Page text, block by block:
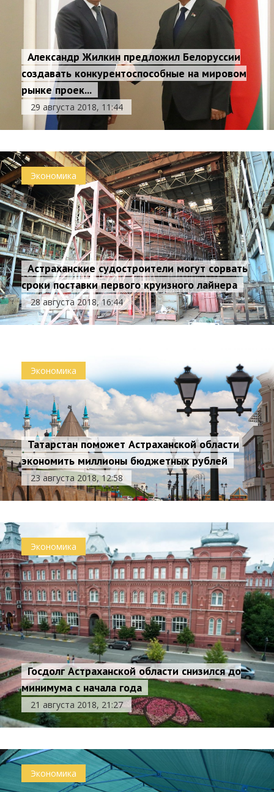
Александр Жилкин предложил Белоруссии
создавать конкурентоспособные на мировом
рынке проек...
29 августа 2018, 11:44
Экономика
Астраханские судостроители могут сорвать
сроки поставки первого круизного лайнера
28 августа 2018, 16:44
Экономика
Татарстан поможет Астраханской области
экономить миллионы бюджетных рублей
23 августа 2018, 12:58
Экономика
Госдолг Астраханской области снизился до
минимума с начала года
21 августа 2018, 21:27
Экономика